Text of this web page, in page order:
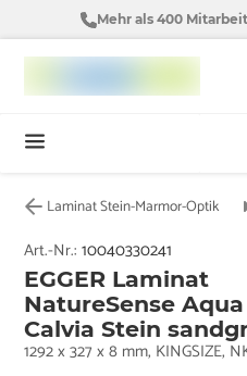
Mehr als 400
Laminat Stein-Marmor-Optik
Art.-Nr.:10040330241
EGGER Laminat
NatureSense Aqua
Calvia Stein
1292 x 327 x 8 mm, KINGSIZE,